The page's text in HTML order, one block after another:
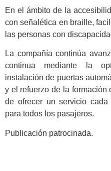
En el ámbito de la
con señalética en braille,
las personas con
La compañía continúa
continua mediante la
instalación de puertas
y el refuerzo de la
de ofrecer un servicio
para todos los pasajeros.
Publicación patrocinada.